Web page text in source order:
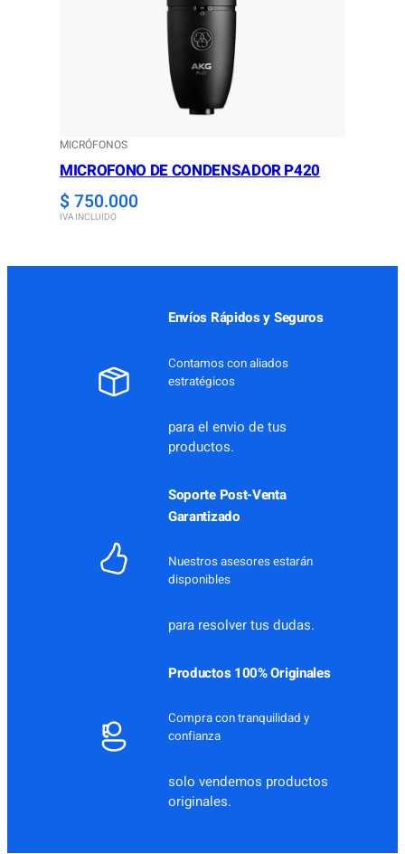
MICRÓFONOS
MICROFONO DE CONDENSADOR P420
$ 750.000
IVA INCLUIDO
Envíos Rápidos y Seguros
Contamos con aliados
estratégicos
para el envio de tus
productos.
Soporte Post-Venta
Garantizado
Nuestros asesores estarán
disponibles
para resolver tus dudas.
Productos 100% Originales
Compra con tranquilidad y
confianza
solo vendemos productos
originales.